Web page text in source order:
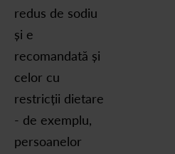
redus de sodiu
și e
recomandată și
celor cu
restricții dietare
- de exemplu,
persoanelor